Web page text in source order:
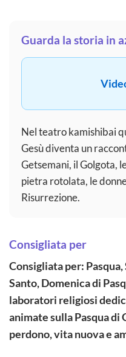
Guarda la storia in
Nel teatro kamishibai
Gesù diventa un
Getsemani, il Golgota,
pietra rotolata, le
Risurrezione.
Consigliata per
Consigliata per:
Santo, Domenica di
laboratori religiosi
animate sulla Pasqua di
perdono, vita nuova e